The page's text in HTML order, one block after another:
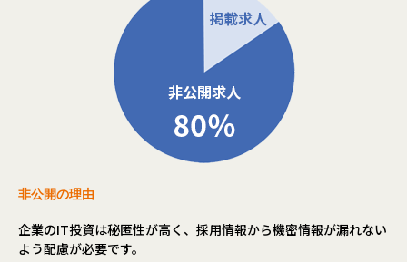
非公開の理由
企業のIT投資は秘匿性が高く、採用情報から機密情報が漏れない
よう配慮が必要です。